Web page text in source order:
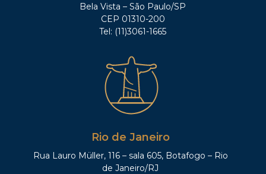
Bela Vista – São Paulo/SP
CEP 01310-200
Tel: (11)3061-1665
Rio de Janeiro
Rua Lauro Müller, 116 – sala 605, Botafogo – Rio
de Janeiro/RJ